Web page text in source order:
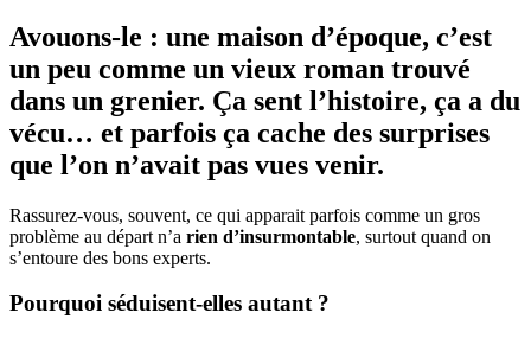
Avouons-le : une maison d’époque, c’est
un peu comme un vieux roman trouvé
dans un grenier. Ça sent l’histoire, ça a du
vécu… et parfois ça cache des surprises
que l’on n’avait pas vues venir.
Rassurez-vous, souvent, ce qui apparait parfois comme un gros
problème au départ n’a rien d’insurmontable, surtout quand on
s’entoure des bons experts.
Pourquoi séduisent-elles autant ?